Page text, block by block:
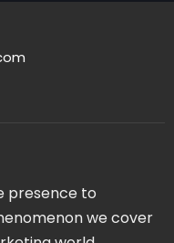
presence to
we cover